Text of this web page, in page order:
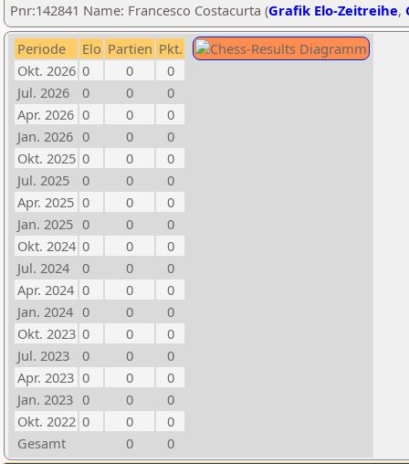
Pnr:142841 Name: Francesco Costacurta (Grafik Elo-Zeitreihe,
Periode Elo Partien Pkt.
Okt. 2026 0 0
0
Jul. 2026
0 0
0
Apr. 2026 0 0
0
Jan. 2026 0 0
0
Okt. 2025 0 0
0
Jul. 2025
0 0
0
Apr. 2025 0 0
0
Jan. 2025 0 0
0
Okt. 2024 0 0
0
Jul. 2024
0 0
0
Apr. 2024 0 0
0
Jan. 2024 0 0
0
Okt. 2023 0 0
0
Jul. 2023
0 0
0
Apr. 2023 0 0
0
Jan. 2023 0 0
0
Okt. 2022 0 0
0
Gesamt
0 0